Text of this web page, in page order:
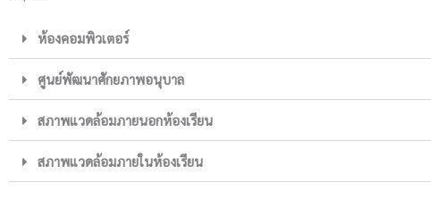
ห้องคอมพิวเตอร์
ศูนย์พัฒนาศักยภาพอนุบาล
สภาพแวดล้อมภายนอกห้องเรียน
สภาพแวดล้อมภายในห้องเรียน